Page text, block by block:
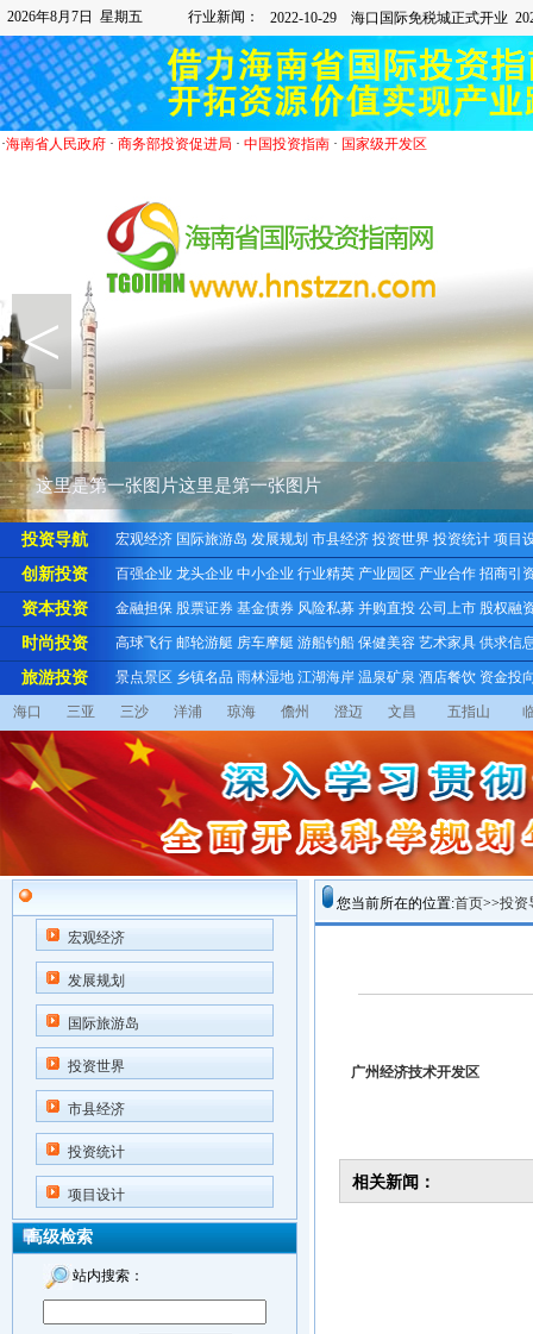
2026年8月7日 星期五 行业新闻：
·海南省人民政府· 商务部投资促进局 · 中国投资指南· 国家级开发区
这里是第一张图片这里是第一张图片
<
投资导航 宏观经济 国际旅游岛 发展规划 市县经济 投资世界 投资统计 项目
创新投资 百强企业 龙头企业 中小企业 行业精英 产业园区 产业合作 招商引
资本投资 金融担保 股票证券 基金债券 风险私募 并购直投 公司上市 股权融
时尚投资 高球飞行 邮轮游艇 房车摩艇 游船钓船 保健美容 艺术家具 供求信
旅游投资 景点景区 乡镇名品 雨林湿地 江湖海岸 温泉矿泉 酒店餐饮 资金投
海口 三亚 三沙 洋浦 琼海 儋州 澄迈 文昌 五指山
宏观经济
发展规划
国际旅游岛
投资世界
市县经济
投资统计
项目设计
高级检索
站内搜索：
您当前所在的位置:首页>>投资
广州经济技术开发区
相关新闻：